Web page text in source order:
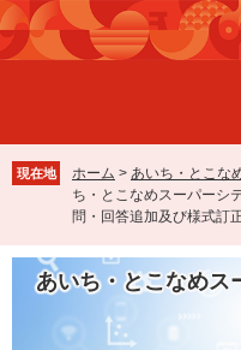
ペ
ー
ジ
で
す
メ
ニ
ュ
ば
し
現在地 ホーム > あいち・とこな
ち・とこなめスーパーシ
問・回答追加及び様式訂正
あいち・とこなめス